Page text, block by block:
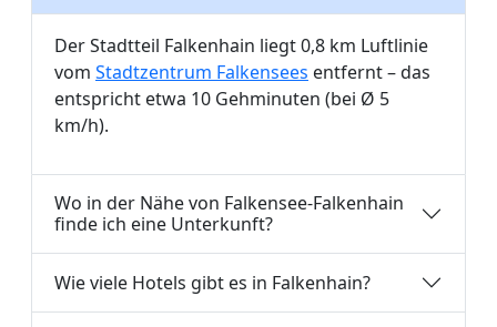
Der Stadtteil Falkenhain liegt 0,8 km Luftlinie
vom Stadtzentrum Falkensees entfernt – das
entspricht etwa 10 Gehminuten (bei Ø 5
km/h).
Wo in der Nähe von Falkensee-Falkenhain
finde ich eine Unterkunft?
Wie viele Hotels gibt es in Falkenhain?